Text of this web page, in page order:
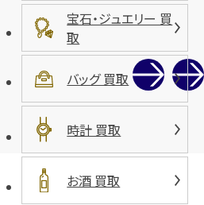
宝石・ジュエリー 買
取
バッグ 買取
時計 買取
お酒 買取